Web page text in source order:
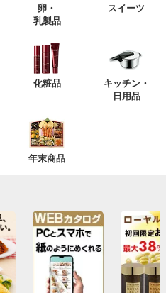
卵・
乳製品
スイーツ
化粧品
キッチン・
日用品
年末商品